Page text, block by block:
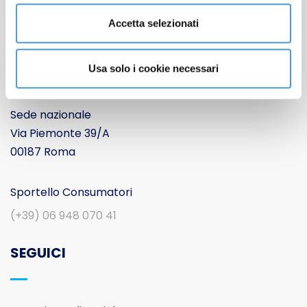
Accetta selezionati
Usa solo i cookie necessari
Movimento Consumatori APS
Sede nazionale
Via Piemonte 39/A
00187 Roma
Sportello Consumatori
(+39) 06 948 070 41
SEGUICI